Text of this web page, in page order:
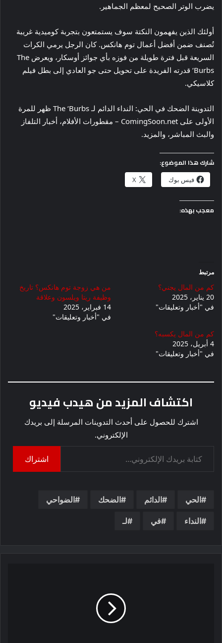
يضرب الوتر الصحيح لمعظم الجماهير.
أولئك الذين يفهمون النكتة سوف يستمتعون بتجربة كوميدية غريبة
تُصنف ضمن أفضل أعمال توم هانكس. كان الرجل يرمي الكرات
السريعة قبل فترة طويلة من فوزه بأي جوائز أوسكار، ويعرض The
‘Burbs قدرته الفريدة على تحويل حتى جو العادي إلى بطل فيلم
كلاسيكي.
التدوينة الضحك في الحي: النداء الدائم لـ The ‘Burbs ظهر للمرة
الأولى على ComingSoon.net – مقطورات الأفلام، أخبار التلفاز
والبث المباشر، والمزيد.
شارك هذا الموضوع:
فيس بوك X
معجب بهذه:
مرتبط
كم من المال يجني؟
20 يناير، 2025
في "أخبار وتعليقات"
من هي زوجة توم هانكس؟ تاريخ
وظيفة ريتا ويلسون وعلاقة
14 فبراير، 2025
في "أخبار وتعليقات"
كم من المال يكسبه؟
4 أبريل، 2025
في "أخبار وتعليقات"
اكتشاف المزيد من هيدب فيديو
اشترك للحصول على أحدث التدوينات المرسلة إلى بريدك
الإلكتروني.
اشتراك
الحي الدائم الضحك الضواحي
النداء في لـ